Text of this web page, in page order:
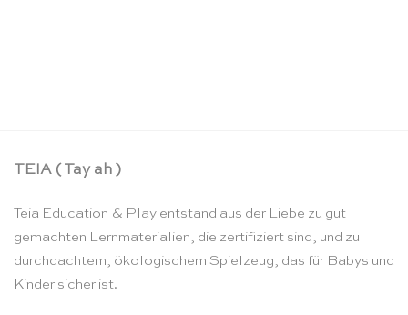
TEIA ( Tay ah )
Teia Education & Play entstand aus der Liebe zu gut
gemachten Lernmaterialien, die zertifiziert sind, und zu
durchdachtem, ökologischem Spielzeug, das für Babys und
Kinder sicher ist.